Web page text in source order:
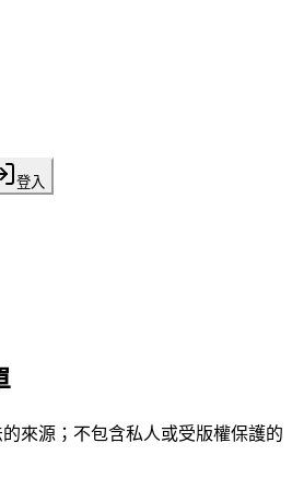
登入
來源；不包含私人或受版權保護的